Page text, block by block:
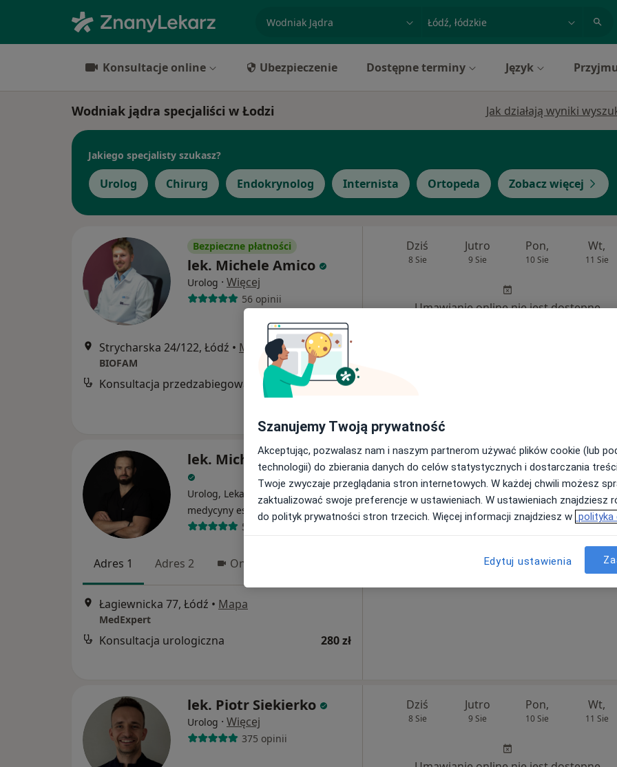
specjalizacja, badanie lub nazwiskomiasto lub dzielnica
Konsultacje online Ubezpieczenie Dostępne terminy Język
Wodniak jądra specjaliści w Łodzi Jak działają wyniki
Jakiego specjalisty szukasz?
Urolog Chirurg Endokrynolog Internista Ortopeda Zobacz więcej
Bezpieczne płatności
lek. Michele Amico
Urolog · Więcej
56 opinii
Strycharska 24/122, Łódź • Mapa
BIOFAM
Konsultacja przedzabiegowa 200 zł
Dziś
8 Sie
Jutro
9 Sie
Pon,
10 Sie
Wt,
11 Sie
Umawianie online nie jest dostępne
lek. Michał Janiszewski
Urolog, Lekarz wykonujący zabiegi
medycyny estetycznej· Więcej
501 opinii
Adres 1 Adres 2 Online 1
Łagiewnicka 77, Łódź • Mapa
MedExpert
Konsultacja urologiczna 280 zł
Dziś
8 Sie
Jutro
9 Sie
Pon,
10 Sie
Wt,
11 Sie
Umawianie online nie jest dostępne
lek. Piotr Siekierko
Urolog · Więcej
375 opinii
Dziś
8 Sie
Jutro
9 Sie
Pon,
10 Sie
Wt,
11 Sie
Szanujemy Twoją prywatność
Akceptując, pozwalasz nam i naszym partnerom używać plików cookie (lub
technologii) do zbierania danych do celów statystycznych i dostarczania
Twoje zwyczaje przeglądania stron internetowych. W każdej chwili możesz
zaktualizować swoje preferencje w ustawieniach. W ustawieniach znajdziesz
do polityk prywatności stron trzecich. Więcej informacji znajdziesz w polityka
Edytuj ustawienia